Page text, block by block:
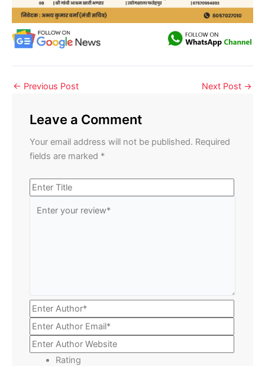
← Previous Post Next Post →
Leave a Comment
Your email address will not be published. Required
fields are marked *
Rating